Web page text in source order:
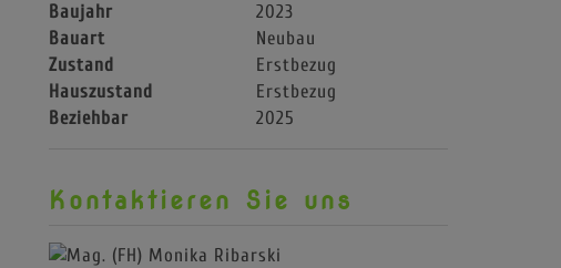
Baujahr
2023
Bauart
Neubau
Zustand
Erstbezug
Hauszustand
Erstbezug
Beziehbar
2025
Kontaktieren Sie uns